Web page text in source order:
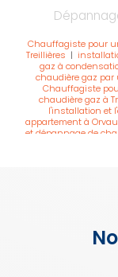
Chauffagiste pour
Treillières |
gaz à
chaudière gaz
Chauffagiste
chaudière gaz à
l'installation et
appartement à
et dépannage de